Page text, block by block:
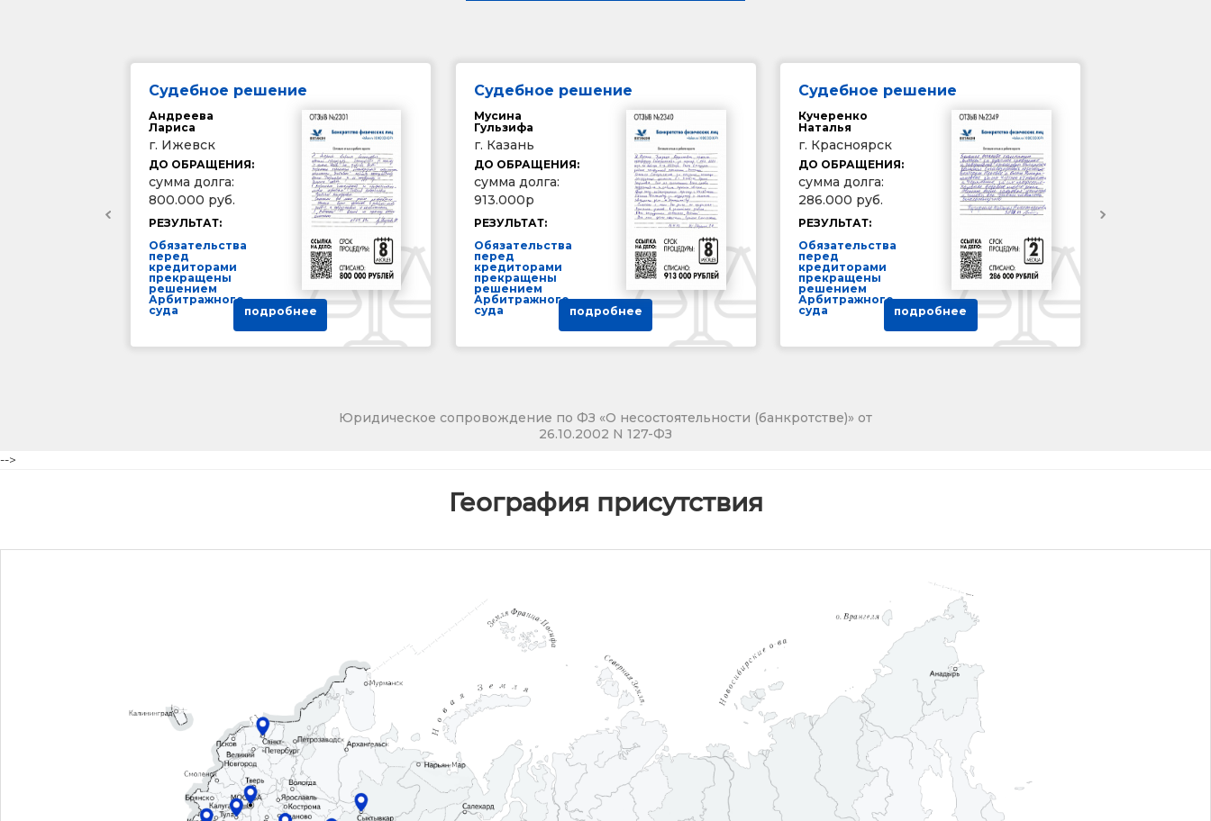
Судебное решение
Андреева
Лариса
г. Ижевск
ДО ОБРАЩЕНИЯ:
сумма долга:
800.000 руб.
РЕЗУЛЬТАТ:
Обязательства
перед
кредиторами
прекращены
решением
Арбитражного
суда
подробнее
Судебное решение
Мусина
Гульзифа
г. Казань
ДО ОБРАЩЕНИЯ:
сумма долга:
913.000р
РЕЗУЛЬТАТ:
Обязательства
перед
кредиторами
прекращены
решением
Арбитражного
суда
подробнее
Судебное решение
Кучеренко
Наталья
г. Красноярск
ДО ОБРАЩЕНИЯ:
сумма долга:
286.000 руб.
РЕЗУЛЬТАТ:
Обязательства
перед
кредиторами
прекращены
решением
Арбитражного
суда
подробнее
Юридическое сопровождение по ФЗ «О несостоятельности (банкротстве)» от
26.10.2002 N 127-ФЗ
-->
География присутствия